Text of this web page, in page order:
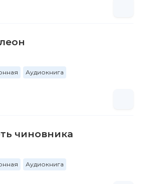
Аудиокнига
чиновника
Аудиокнига